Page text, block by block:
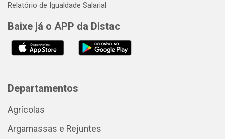
Relatório de Igualdade Salarial
Baixe já o APP da Distac
Departamentos
Agrícolas
Argamassas e Rejuntes